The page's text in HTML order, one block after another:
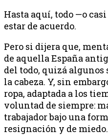
Hasta aquí, todo —o
estar de acuerdo.
Pero si dijera que,
de aquella España
del todo, quizá
la cabeza. Y, sin
ropa, adaptada a los
voluntad de siempre:
trabajador bajo una
resignación y de miedo.